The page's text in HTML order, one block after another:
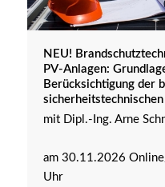
NEU!
PV-Anlagen:
Berücksichtigung der
mit Dipl.-Ing. Arne
am 30.11.2026
Uhr